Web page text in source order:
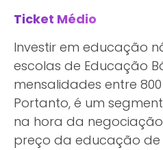
Ticket Médio
Investir em educação
escolas de Educação
mensalidades entre 800
Portanto, é um
na hora da
preço da educação de